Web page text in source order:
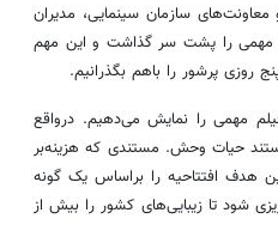
سازمان سینمایی، مدیران
مهمی را پشت سر گذاشت و این مهم
روزی پرشور را باهم بگذرانیم.
مهمی را نمایش می‌دهیم. درواقع
حیات وحش. مستندی که هزینه‌بر
هدف افتتاحیه را براساسیک گونه
شود تا زیبایی‌های کشور را بیش از